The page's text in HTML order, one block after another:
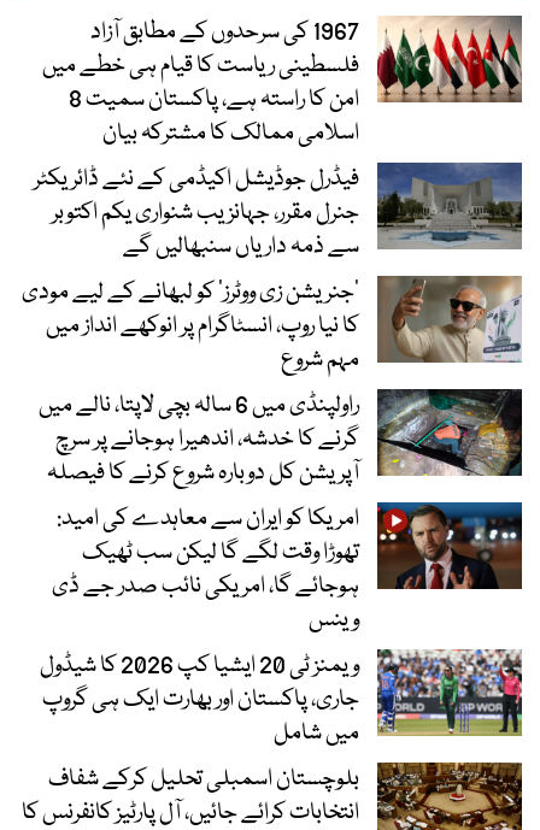
1967 کی سرحدوں کے مطابق آزاد
فلسطینی ریاست کا قیام ہی خطے میں
امن کا راستہ ہے، پاکستان سمیت 8
اسلامی ممالک کا مشترکہ بیان
فیڈرل جوڈیشل اکیڈمی کے نئے ڈائریکٹر
جنرل مقرر، جہانزیب شنواری یکم اکتوبر
سے ذمہ داریاں سنبھالیں گے
’جنریشن زی ووٹرز‘ کو لبھانے کے لیے مودی
کا نیا روپ، انسٹاگرام پر انوکھے انداز میں
مہم شروع
راولپنڈی میں 6 سالہ بچی لاپتا، نالے میں
گرنے کا خدشہ، اندھیرا ہوجانے پر سرچ
آپریشن کل دوبارہ شروع کرنے کا فیصلہ
امریکا کو ایران سے معاہدے کی امید:
تھوڑا وقت لگے گا لیکن سب ٹھیک
ہوجائے گا، امریکی نائب صدر جے ڈی
وینس
ویمنز ٹی 20 ایشیا کپ 2026 کا شیڈول
جاری، پاکستان اور بھارت ایک ہی گروپ
میں شامل
بلوچستان اسمبلی تحلیل کرکے شفاف
انتخابات کرائے جائیں، آل پارٹیز کانفرنس کا